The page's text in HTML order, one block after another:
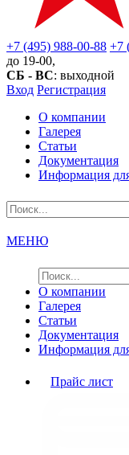
+7 (495) 988-00-88 +7
до 19-00,
СБ - ВС: выходной
Вход Регистрация
О компании
Галерея
Статьи
Документация
Информация
МЕНЮ
О компании
Галерея
Статьи
Документация
Информация
Прайс лист